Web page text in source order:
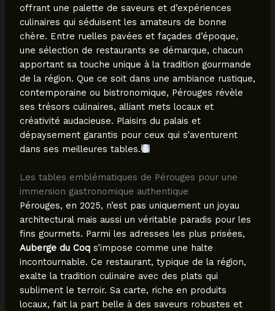
offrant une palette de saveurs et d’expériences
culinaires qui séduisent les amateurs de bonne
chère. Entre ruelles pavées et façades d’époque,
une sélection de restaurants se démarque, chacun
apportant sa touche unique à la tradition gourmande
de la région. Que ce soit dans une ambiance rustique,
contemporaine ou bistronomique, Pérouges révèle
ses trésors culinaires, alliant mets locaux et
créativité audacieuse. Plaisirs du palais et
dépaysement garantis pour ceux qui s’aventurent
dans ses meilleures tables.
Les tables emblématiques de Pérouges pour une
immersion gastronomique authentique
Pérouges, en 2025, n’est pas uniquement un joyau
architectural mais aussi un véritable paradis pour les
fins gourmets. Parmi les adresses les plus prisées,
Auberge du Coqs’impose comme une halte
incontournable. Ce restaurant, typique de la région,
exalte la tradition culinaire avec des plats qui
subliment le terroir. Sa carte, riche en produits
locaux, fait la part belle à des saveurs robustes et